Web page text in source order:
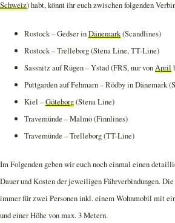
Schweiz) habt, könnt ihr euch zwischen folgenden
Rostock – Gedser inDänemark(Scandlines)
Rostock – Trelleborg (Stena Line, TT-Line)
Sassnitz auf Rügen – Ystad (FRS, nur vonApril
Puttgarden auf Fehmarn – Rödby in Dänemark
Kiel –Göteborg(Stena Line)
Travemünde – Malmö (Finnlines)
Travemünde – Trelleborg (TT-Line)
Im Folgenden geben wir euch noch einmal einen
Dauer und Kosten der jeweiligen Fährverbindungen.
immer für zwei Personen inkl. einem Wohnmobil mit
und einer Höhe von max. 3 Metern.